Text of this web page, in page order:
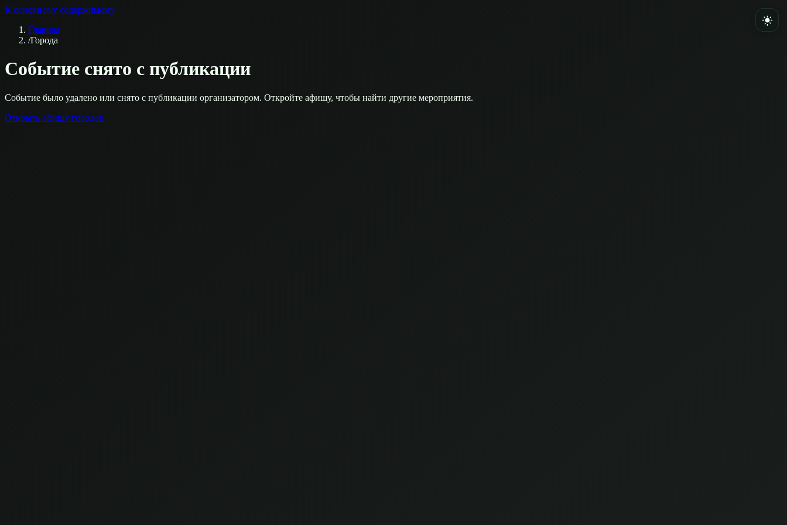
К основному содержимому
Главная
/Города
Событие снято с публикации
Событие было удалено или снято с публикации организатором. Откройте афишу, чтобы найти другие мероприятия.
Открыть афишу городов